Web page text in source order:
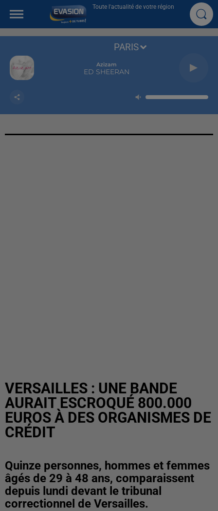
Toute l'actualité de votre région
Azizam
ED SHEERAN
PARIS
VERSAILLES : UNE BANDE
AURAIT ESCROQUÉ 800.000
EUROS À DES ORGANISMES DE
CRÉDIT
Quinze personnes, hommes et femmes
âgés de 29 à 48 ans, comparaissent
depuis lundi devant le tribunal
correctionnel de Versailles.